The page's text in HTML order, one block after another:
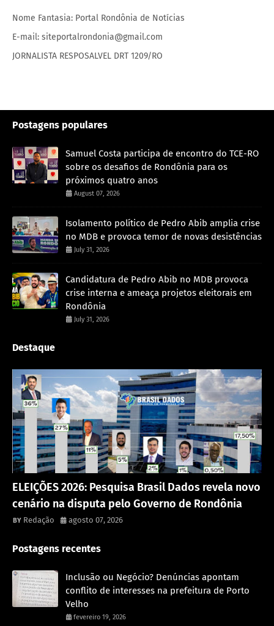
Nome Fantasia: Portal Rondônia de Notícias
E-mail: siteportalrondonia@gmail.com
JORNALISTA RESPOSALVEL DRT 1209/RO
Postagens populares
Samuel Costa participa de encontro do TCE-RO
sobre os desafios de Rondônia para os
próximos quatro anos
August 07, 2026
Isolamento político de Pedro Abib amplia crise
no MDB e provoca temor de novas desistências
July 31, 2026
Candidatura de Pedro Abib no MDB provoca
crise interna e ameaça projetos eleitorais em
Rondônia
July 31, 2026
Destaque
ELEIÇÕES 2026: Pesquisa Brasil Dados revela novo
cenário na disputa pelo Governo de Rondônia
Redação agosto 07, 2026
Postagens recentes
Inclusão ou Negócio? Denúncias apontam
conflito de interesses na prefeitura de Porto
Velho
fevereiro 19, 2026